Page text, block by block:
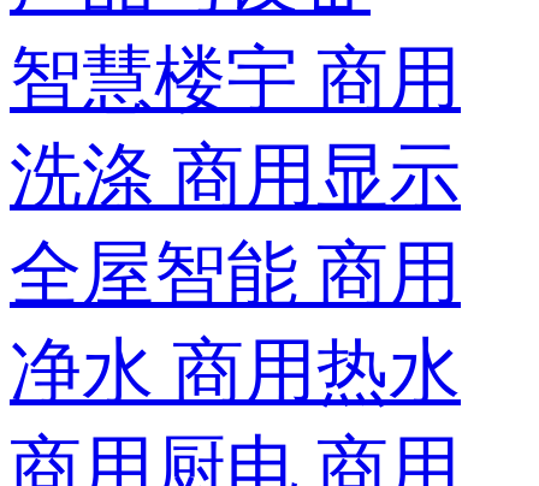
智慧楼宇 商用
洗涤 商用显示
全屋智能 商用
净水 商用热水
商用厨电 商用